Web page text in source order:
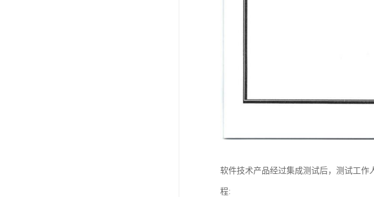
软件技术产品经过集成测试后，测试工
程: